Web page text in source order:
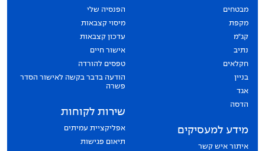
מבטחים
מקפת
קג״מ
נתיב
חקלאים
בניין
אגד
הדסה
מידע למעסיקים
איתור איש קשר
הפנסיה שלי
מיסוי קצבאות
עדכון קצבאות
אישור חיים
טפסים להורדה
הודעה בדבר בקשה לאישור הסדר
פשרה
שירות לקוחות
אפליקציית עמיתים
תיאום פגישות